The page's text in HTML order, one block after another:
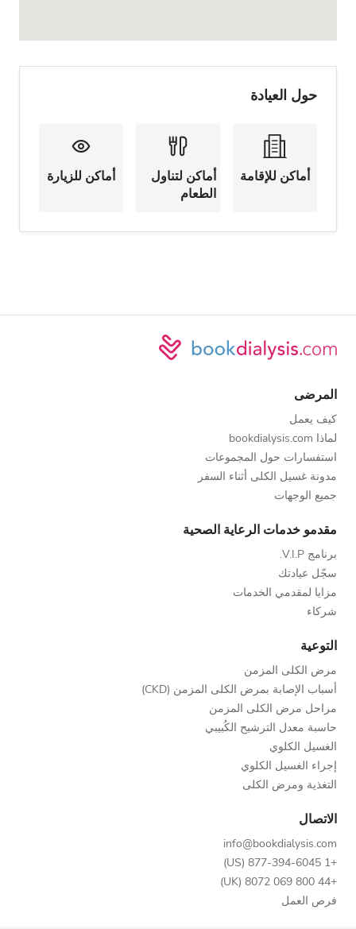
حول العيادة
أماكن للإقامة
أماكن لتناول
الطعام
أماكن للزيارة
المرضى
كيف يعمل
لماذا bookdialysis.com
استفسارات حول المجموعات
مدونة غسيل الكلى أثناء السفر
جميع الوجهات
مقدمو خدمات الرعاية الصحية
برنامج V.I.P.
سجّل عيادتك
مزايا لمقدمي الخدمات
شركاء
التوعية
مرض الكلى المزمن
أسباب الإصابة بمرض الكلى المزمن (CKD)
مراحل مرض الكلى المزمن
حاسبة معدل الترشيح الكُبيبي
الغسيل الكلوي
إجراء الغسيل الكلوي
التغذية ومرض الكلى
الاتصال
info@bookdialysis.com
+1 877-394-6045 (US)
+44 800 069 8072 (UK)
فرص العمل